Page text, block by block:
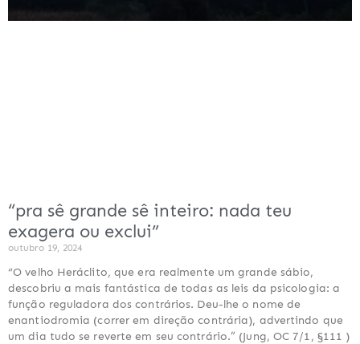
“pra sê grande sê inteiro: nada teu
exagera ou exclui”
outubro 19, 2024
“O velho Heráclito, que era realmente um grande sábio,
descobriu a mais fantástica de todas as leis da psicologia: a
função reguladora dos contrários. Deu-lhe o nome de
enantiodromia (correr em direção contrária), advertindo que
um dia tudo se reverte em seu contrário.” (Jung, OC 7/1, §111 )